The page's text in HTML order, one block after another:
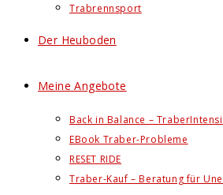
Trabrennsport
Der Heuboden
Meine Angebote
Back in Balance –
EBook Traber-Probleme
RESET RIDE
Traber-Kauf – Beratung für